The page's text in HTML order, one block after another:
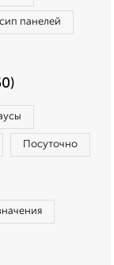
панелей
Посуточно